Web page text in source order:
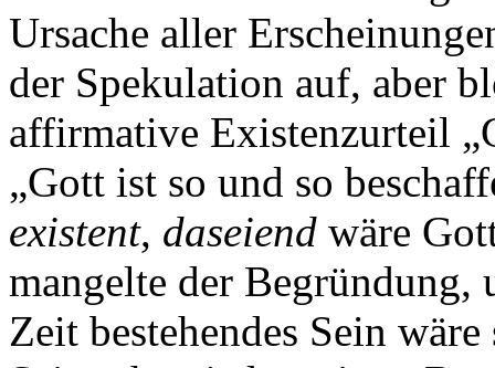
Ursache aller
der Spekulation auf, aber
affirmative Existenzurteil
„Gott ist so und so
existent, daseiend wäre
mangelte der Begründung,
Zeit bestehendes Sein